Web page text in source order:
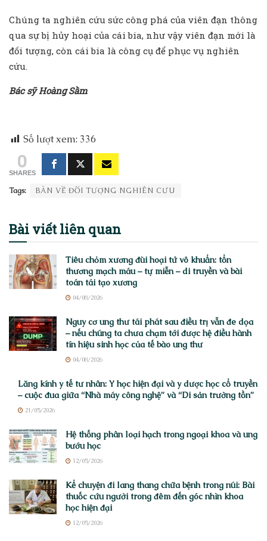
Chúng ta nghiên cứu sức công phá của viên đạn thông
qua sự bị hủy hoại của cái bia, như vậy viên đạn mới là
đối tượng, còn cái bia là công cụ để phục vụ nghiên
cứu.
Bác sỹ Hoàng Sầm
Số lượt xem: 336
0
SHARES
Tags: BÀN VỀ ĐỐI TƯỢNG NGHIÊN CỨU
Bài viếtliên quan
Tiêu chỏm xương đùi hoại tử vô khuẩn: tổn
thương mạch máu – tự miễn – di truyền và bài
toán tái tạo xương
04/08/2026
Nguy cơ ung thư tái phát sau điều trị vẫn đe dọa
– nếu chúng ta chưa chạm tới được hệ điều hành
tín hiệu sinh học của tế bào ung thư
04/08/2026
Lăng kính y tế tư nhân: Y học hiện đại và y dược học cổ truyền
– cuộc đua giữa “Nhà máy công nghệ” và “Di sản trường tồn”
21/05/2026
Hệ thống phân loại hạch trong ngoại khoa và ung
bướu học
12/05/2026
Kể chuyện đi lang thang chữa bệnh trong núi: Bài
thuốc cứu người trong đêm đến góc nhìn khoa
học hiện đại
12/05/2026